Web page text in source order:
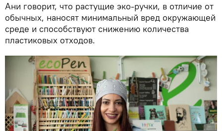
Ани говорит, что растущие эко-ручки, в отличие от
обычных, наносят минимальный вред окружающей
среде и способствуют снижению количества
пластиковых отходов.